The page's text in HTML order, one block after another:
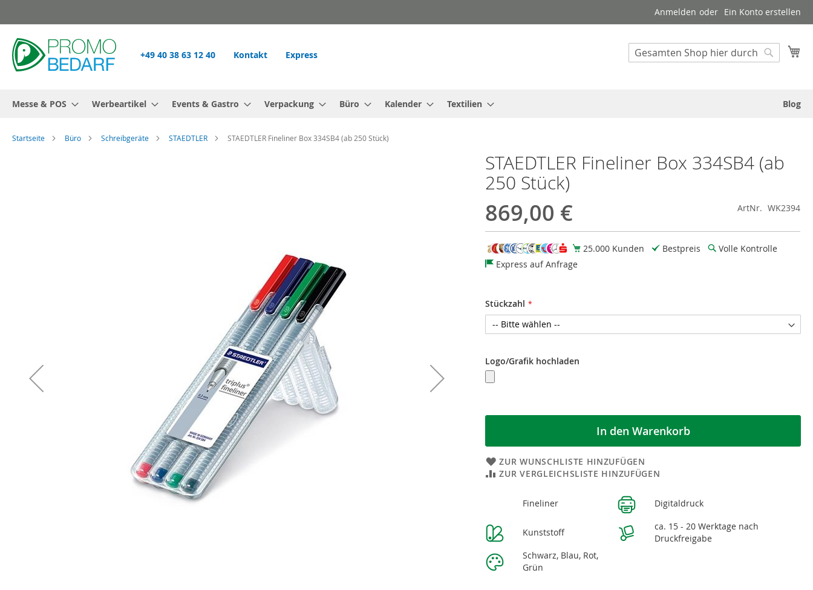
Inhalt
springen
Anmelden Ein Konto erstellen
Suche
Suche
+49 40 38 63 12 40 Kontakt Express
Messe & POS Werbeartikel Events & Gastro Verpackung Büro Kalender Textilien Blog
Startseite Büro Schreibgeräte STAEDTLER STAEDTLER Fineliner Box 334SB4 (ab 250 Stück)
STAEDTLER Fineliner Box 334SB4 (ab
250 Stück)
869,00 € ArtNr. WK2394
25.000 Kunden Bestpreis
Volle Kontrolle
Express auf Anfrage
Stückzahl
Logo/Grafik hochladen
In den Warenkorb
ZUR WUNSCHLISTE HINZUFÜGEN
ZUR VERGLEICHSLISTE HINZUFÜGEN
Informationen
Fineliner Digitaldruck
Kunststoff
ca. 15 - 20 Werktage nach
Druckfreigabe
Schwarz, Blau, Rot,
Grün